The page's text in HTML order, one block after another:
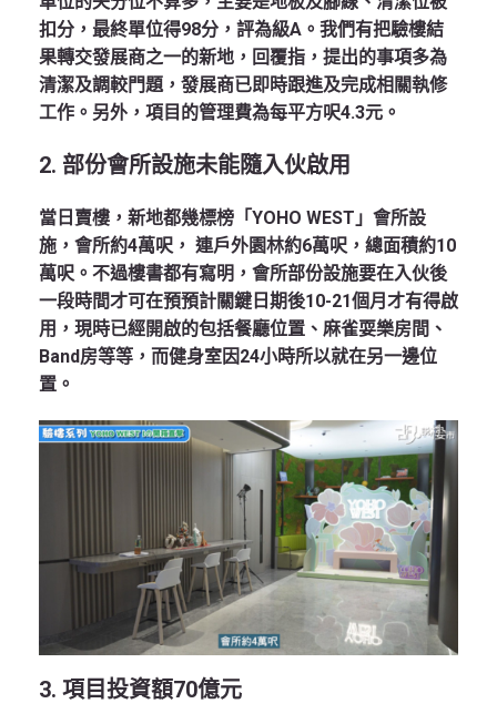
扣分，最終單位得98分，評為級A。我們有把驗樓結
果轉交發展商之一的新地，回覆指，提出的事項多為
清潔及調較門題，發展商已即時跟進及完成相關執修
工作。另外，項目的管理費為每平方呎4.3元。
2. 部份會所設施未能隨入伙啟用
當日賣樓，新地都幾標榜「YOHO WEST」會所設
施，會所約4萬呎， 連戶外園林約6萬呎，總面積約10
萬呎。不過樓書都有寫明，會所部份設施要在入伙後
一段時間才可在預預計關鍵日期後10-21個月才有得啟
用，現時已經開啟的包括餐廳位置、麻雀耍樂房間、
Band房等等，而健身室因24小時所以就在另一邊位
置。
3. 項目投資額70億元